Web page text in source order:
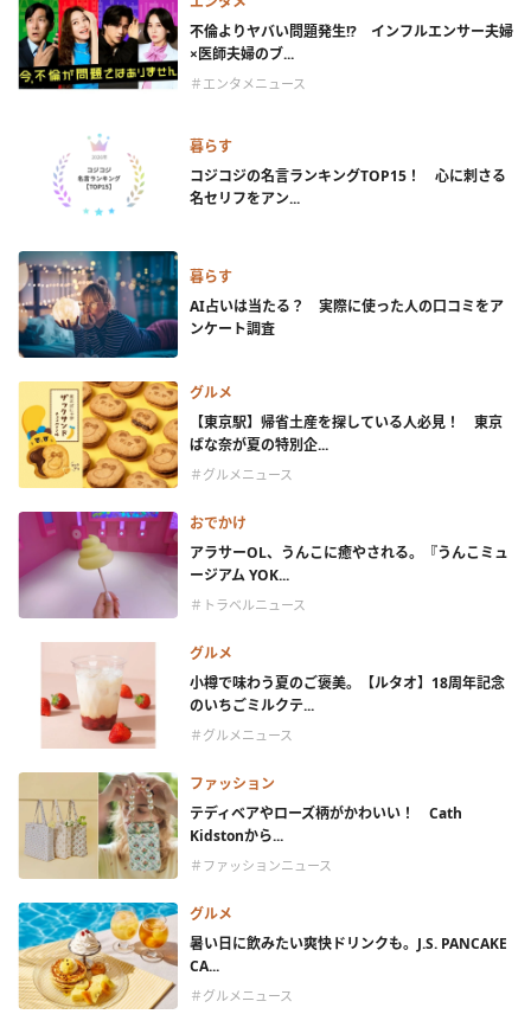
不倫よりヤバい問題発生!? インフルエンサー夫婦
×医師夫婦のブ...
＃エンタメニュース
暮らす
コジコジの名言ランキングTOP15！ 心に刺さる
名セリフをアン...
暮らす
AI占いは当たる？ 実際に使った人の口コミをア
ンケート調査
グルメ
【東京駅】帰省土産を探している人必見！ 東京
ばな奈が夏の特別企...
＃グルメニュース
おでかけ
アラサーOL、うんこに癒やされる。『うんこミュ
ージアム YOK...
＃トラベルニュース
グルメ
小樽で味わう夏のご褒美。【ルタオ】18周年記念
のいちごミルクテ...
＃グルメニュース
ファッション
テディベアやローズ柄がかわいい！ Cath
Kidstonから...
＃ファッションニュース
グルメ
暑い日に飲みたい爽快ドリンクも。J.S. PANCAKE
CA...
＃グルメニュース